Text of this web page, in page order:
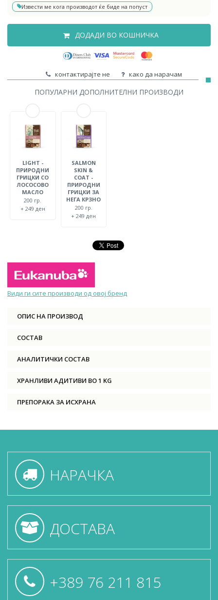
Извести ме кога производот ќе биде на попуст
ДОДАДИ ВО КОШНИЧКА
контактирајте не како да нарачам
ПОПУЛАРНИ ДОПОЛНИТЕЛНИ ПРОИЗВОДИ
LIGHT -
ПРИРОДНИ
ГРИЦКИ СО
ЛОСОСОВО
МАСЛО
200 гр.
+ 249 ден
SALMON
SKIN &
COAT -
ПРИРОДНИ
ГРИЦКИ ЗА
НЕГА КРЗНО
200 гр.
+ 249 ден
Види ги сите производи од овој бренд
ОПИС НА ПРОИЗВОД
СОСТАВ
АНАЛИТИЧКИ СОСТАВ
ХРАНЛИВИ АДИТИВИ ВО 1 KG
ПРЕПОРАКА ЗА ИСХРАНА
НАРАЧКА
ДОСТАВА
+389 76 211 815